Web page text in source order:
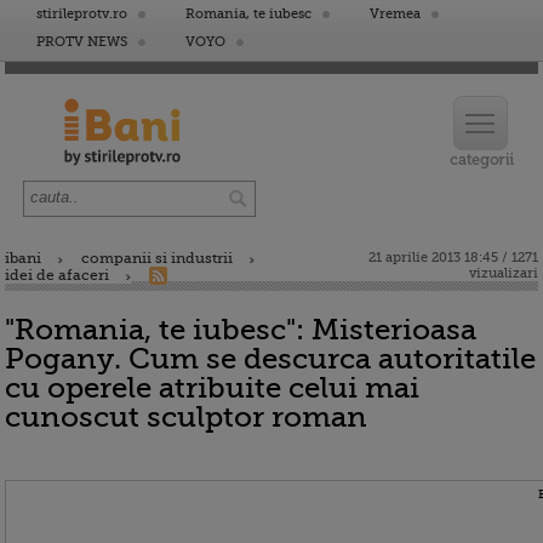
stirileprotv.ro Romania, te iubesc
Vremea
PROTV NEWS
VOYO
ibani
companii si industrii
idei de afaceri
21 aprilie 2013 18:45 / 1271
vizualizari
"Romania, te iubesc": Misterioasa
Pogany. Cum se descurca autoritatile
cu operele atribuite celui mai
cunoscut sculptor roman